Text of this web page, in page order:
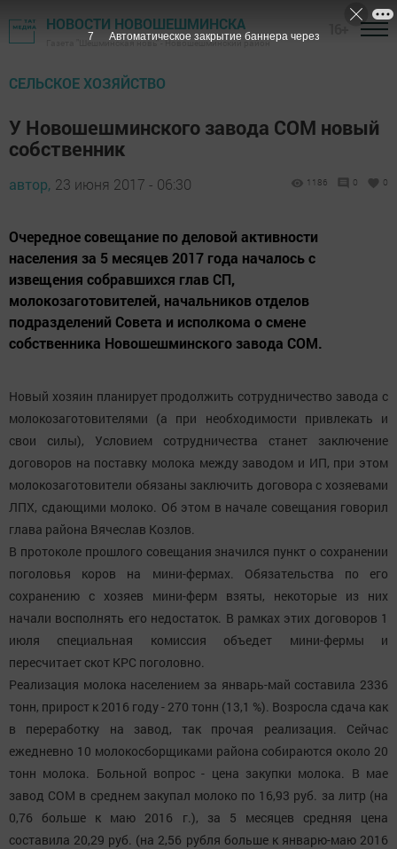
НОВОСТИ НОВОШЕШМИНСКА
Газета "Шешминская новь" - Новошешминский район
СЕЛЬСКОЕ ХОЗЯЙСТВО
У Новошешминского завода СОМ новый
собственник
автор, 23 июня 2017 - 06:30 1186 0 0
Очередное совещание по деловой активности
населения за 5 месяцев 2017 года началось с
извещения собравшихся глав СП,
молокозаготовителей, начальников отделов
подразделений Совета и исполкома о смене
собственника Новошешминского завода СОМ.
Новый хозяин планирует продолжить сотрудничество завода с
молокозаготовителями (а при необходимости привлекать и
свои силы), Условием сотрудничества станет заключение
договоров на поставку молока между заводом и ИП, при этом
молокозаготовители обязаны заключить договора с хозяевами
ЛПХ, сдающими молоко. Об этом в начале совещания говорил
глава района Вячеслав Козлов.
В протоколе прошлого совещания значился пункт о сохранении
поголовья коров на мини-фермах. Обязательства по его
сохранению с хозяев мини-ферм взяты, некоторые из них
начали восполнять его недостаток. В рамках этих договоров 1
июля специальная комиссия объедет мини-фермы и
пересчитает скот КРС поголовно.
Реализация молока населением за январь-май составила 2336
тонн, прирост к 2016 году - 270 тонн (13,1 %). Возросла сдача как
в переработку на завод, так прочая реализация. Сейчас
ежедневно 10 молокосборщиками района собираются около 20
тонн молока. Больной вопрос - цена закупки молока. В мае
завод СОМ в среднем закупал молоко по 16,93 руб. за литр (на
0,76 больше к маю 2016 г.), за 5 месяцев средняя цена
составила 20,29 руб. (на 2,56 рубля больше к январю-маю 2016
6 Автоматическое закрытие баннера через